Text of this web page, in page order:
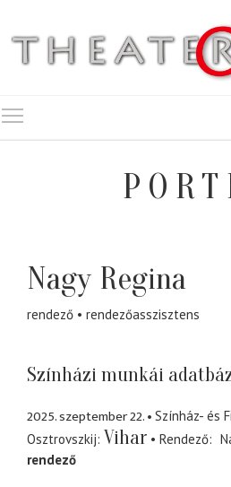
Nagy Regina
rendező rendezőasszisztens
Színházi munkái
2025. szeptember 22.
Színház- és
Osztrovszkij Vihar Rendező
rendező